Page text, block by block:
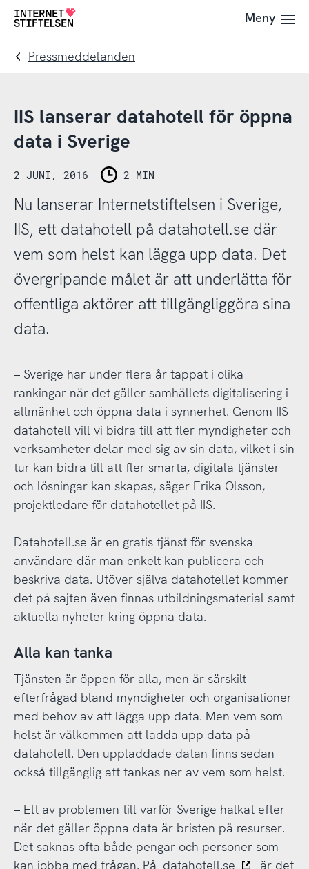
Till
navigering
Till
innehåll
Till
Meny
Pressmeddelanden
IIS lanserar datahotell för öppna
data i Sverige
2 JUNI, 2016 2 MIN
Nu lanserar Internetstiftelsen i Sverige,
IIS, ett datahotell på datahotell.se där
vem som helst kan lägga upp data. Det
övergripande målet är att underlätta för
offentliga aktörer att tillgängliggöra sina
data.
– Sverige har under flera år tappat i olika
rankingar när det gäller samhällets digitalisering i
allmänhet och öppna data i synnerhet. Genom IIS
datahotell vill vi bidra till att fler myndigheter och
verksamheter delar med sig av sin data, vilket i sin
tur kan bidra till att fler smarta, digitala tjänster
och lösningar kan skapas, säger Erika Olsson,
projektledare för datahotellet på IIS.
Datahotell.se är en gratis tjänst för svenska
användare där man enkelt kan publicera och
beskriva data. Utöver själva datahotellet kommer
det på sajten även finnas utbildningsmaterial samt
aktuella nyheter kring öppna data.
Alla kan tanka
Tjänsten är öppen för alla, men är särskilt
efterfrågad bland myndigheter och organisationer
med behov av att lägga upp data. Men vem som
helst är välkommen att ladda upp data på
datahotell. Den uppladdade datan finns sedan
också tillgänglig att tankas ner av vem som helst.
– Ett av problemen till varför Sverige halkat efter
när det gäller öppna data är bristen på resurser.
Det saknas ofta både pengar och personer som
kan jobba med frågan. På datahotell.se
är det